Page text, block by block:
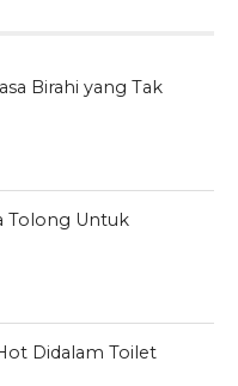
Birahi yang Tak
Tolong Untuk
Didalam Toilet